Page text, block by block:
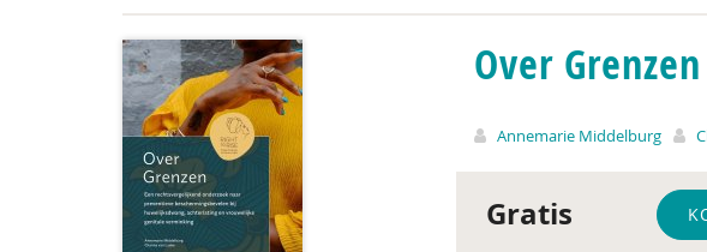
Over Grenzen
Annemarie Middelburg
Gratis